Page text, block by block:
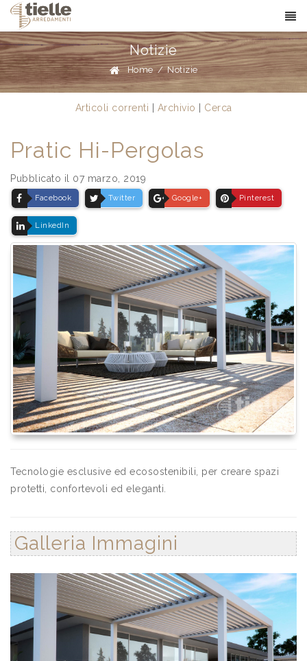
Notizie
Home / Notizie
Articoli correnti Archivio Cerca
Pratic Hi-Pergolas
Pubblicato il 07 marzo, 2019
Facebook Twitter Google+ Pinterest
LinkedIn
Tecnologie esclusive ed ecosostenibili, per creare spazi
protetti, confortevoli ed eleganti.
Galleria Immagini